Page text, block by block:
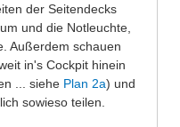
der Seitendecks
und die Notleuchte,
Außerdem schauen
in's Cockpit hinein
... siehe Plan 2a) und
sowieso teilen.